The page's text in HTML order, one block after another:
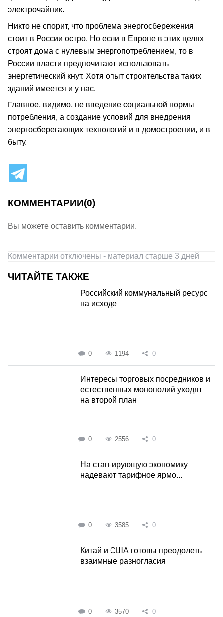
электрочайник.
Никто не спорит, что проблема энергосбережения
стоит в России остро. Но если в Европе в этих целях
строят дома с нулевым энергопотреблением, то в
России власти предпочитают использовать
энергетический кнут. Хотя опыт строительства таких
зданий имеется и у нас.
Главное, видимо, не введение социальной нормы
потребления, а создание условий для внедрения
энергосберегающих технологий и в домостроении, и в
быту.
КОММЕНТАРИИ(0)
Вы можете оставить комментарии.
Комментарии отключены - материал старше 3 дней
ЧИТАЙТЕ ТАКЖЕ
Российский коммунальный ресурс
на исходе
0 1194 0
Интересы торговых посредников и
естественных монополий уходят
на второй план
0 2556 0
На стагнирующую экономику
надевают тарифное ярмо...
0 3585 0
Китай и США готовы преодолеть
взаимные разногласия
0 3570 0